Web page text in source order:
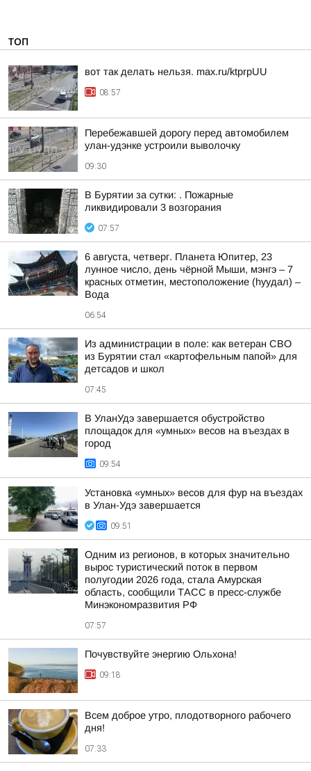
ТОП
вот так делать нельзя. max.ru/ktprpUU
08:57
Перебежавшей дорогу перед автомобилем
улан-удэнке устроили выволочку
09:30
В Бурятии за сутки: . Пожарные
ликвидировали 3 возгорания
07:57
6 августа, четверг. Планета Юпитер, 23
лунное число, день чёрной Мыши, мэнгэ – 7
красных отметин, местоположение (hуудал) –
Вода
06:54
Из администрации в поле: как ветеран СВО
из Бурятии стал «картофельным папой» для
детсадов и школ
07:45
В УланУдэ завершается обустройство
площадок для «умных» весов на въездах в
город
09:54
Установка «умных» весов для фур на въездах
в Улан-Удэ завершается
09:51
Одним из регионов, в которых значительно
вырос туристический поток в первом
полугодии 2026 года, стала Амурская
область, сообщили ТАСС в пресс-службе
Минэкономразвития РФ
07:57
Почувствуйте энергию Ольхона!
09:18
Всем доброе утро, плодотворного рабочего
дня!
07:33